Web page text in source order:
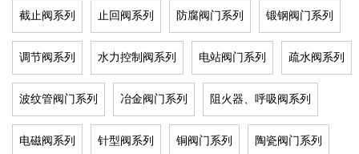
截止阀系列 止回阀系列 防腐阀门系列 锻钢阀门系列
调节阀系列 水力控制阀系列 电站阀门系列 疏水阀系列
波纹管阀门系列 冶金阀门系列 阻火器、呼吸阀系列
电磁阀系列 针型阀系列 铜阀门系列 陶瓷阀门系列